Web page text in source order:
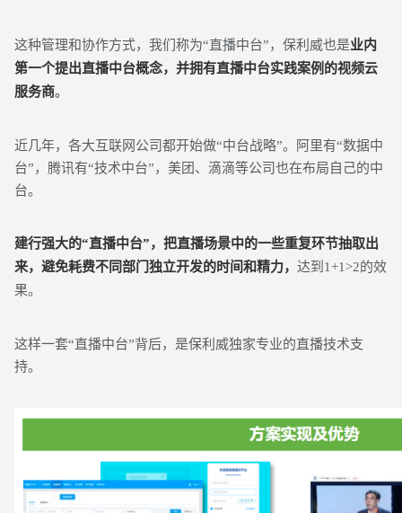
这种管理和协作方式，我们称为“直播中台”， 保利威也是业内
第一个提出直播中台概念，并拥有直播中台实践案例的视频云
服务商。
近几年，各大互联网公司都开始做“中台战略”。阿里有“数据中
台”，腾讯有“技术中台”，美团、滴滴等公司也在布局自己的中
台。
建行强大的“直播中台”，把直播场景中的一些重复环节抽取出
来，避免耗费不同部门独立开发的时间和精力， 达到1+1>2的效
果。
这样一套“直播中台”背后，是保利威独家专业的直播技术支
持。